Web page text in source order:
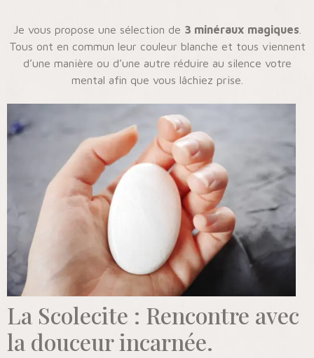
Je vous propose une sélection de 3 minéraux magiques
Tous ont en commun leur couleur blanche et tous viennent
d’une manière ou d’une autre réduire au silence votre
mental afin que vous lâchiez prise.
La Scolecite : Rencontre avec
la douceur incarnée.